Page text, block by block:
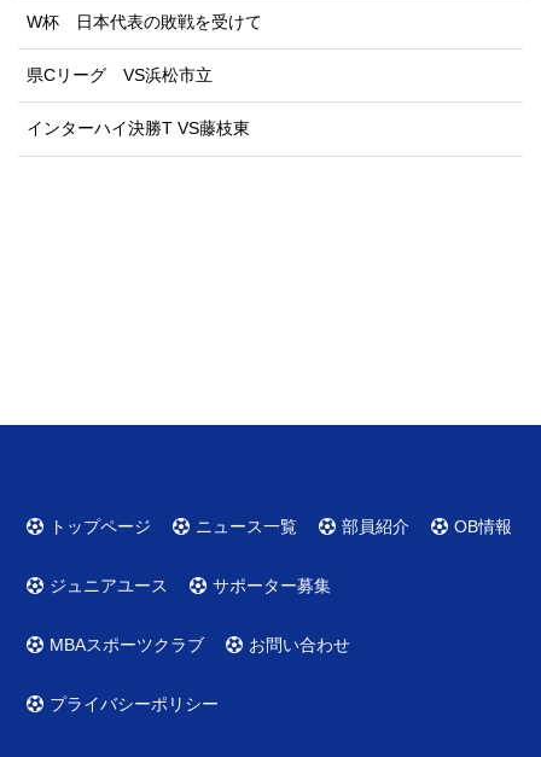
W杯 日本代表の敗戦を受けて
県Cリーグ VS浜松市立
インターハイ決勝T VS藤枝東
トップページ ニュース一覧 部員紹介 OB情報
ジュニアユース サポーター募集
MBAスポーツクラブ お問い合わせ
プライバシーポリシー